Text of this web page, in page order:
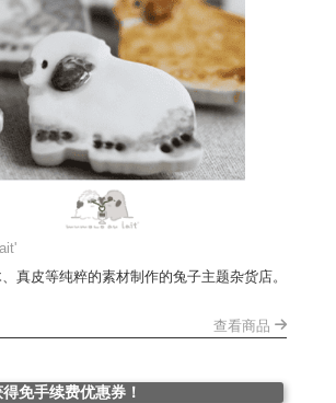
真皮等纯粹的素材制作的兔子主题杂货店。
查看商品
免手续费优惠券！